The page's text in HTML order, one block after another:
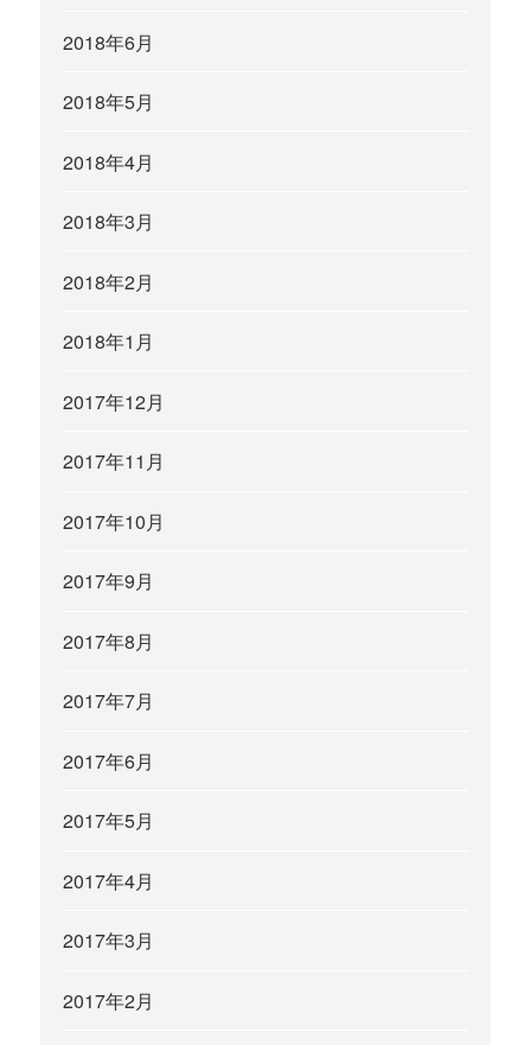
2018年6月
2018年5月
2018年4月
2018年3月
2018年2月
2018年1月
2017年12月
2017年11月
2017年10月
2017年9月
2017年8月
2017年7月
2017年6月
2017年5月
2017年4月
2017年3月
2017年2月